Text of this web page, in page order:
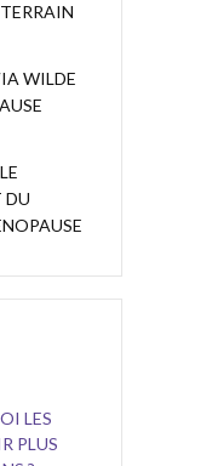
WILDE
DU
LES
PLUS